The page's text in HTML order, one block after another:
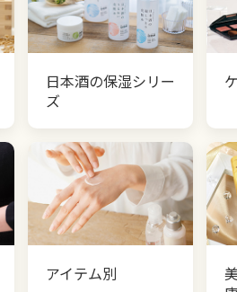
日本酒の保湿シリー
ズ
アイテム別